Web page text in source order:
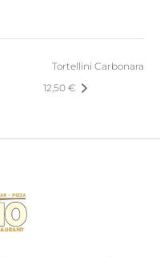
Tortellini Carbonara
12,50 €